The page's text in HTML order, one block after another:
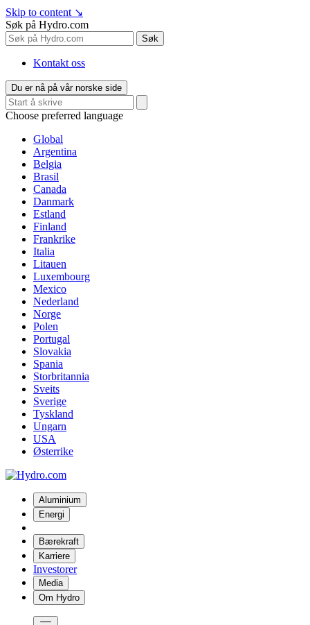
Skip to content ↘
Søk på Hydro.com
Søk
Kontakt oss
Du er nå på vår norske side
Choose preferred language
Global
Argentina
Belgia
Brasil
Canada
Danmark
Estland
Finland
Frankrike
Italia
Litauen
Luxembourg
Mexico
Nederland
Norge
Polen
Portugal
Slovakia
Spania
Storbritannia
Sveits
Sverige
Tyskland
Ungarn
USA
Østerrike
Aluminium
Energi
Bærekraft
Karriere
Investorer
Media
Om Hydro